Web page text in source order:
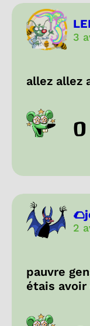
3
allez allez
0
2
pauvre
étais